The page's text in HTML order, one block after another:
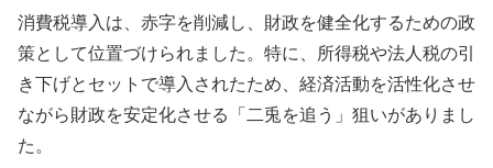
消費税導入は、赤字を削減し、財政を健全化するための政
策として位置づけられました。特に、所得税や法人税の引
き下げとセットで導入されたため、経済活動を活性化させ
ながら財政を安定化させる「二兎を追う」狙いがありまし
た。